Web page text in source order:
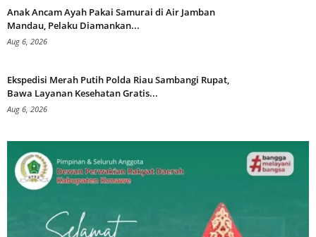
Anak Ancam Ayah Pakai Samurai di Air Jamban
Mandau, Pelaku Diamankan...
Aug 6, 2026
Ekspedisi Merah Putih Polda Riau Sambangi Rupat,
Bawa Layanan Kesehatan Gratis...
Aug 6, 2026